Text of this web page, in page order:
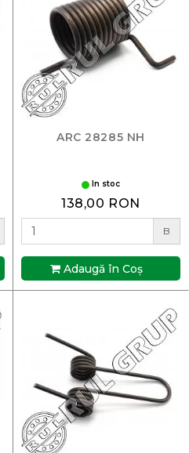
ARC 28285 NH
In stoc
138,00 RON
B
Adaugă în Coş